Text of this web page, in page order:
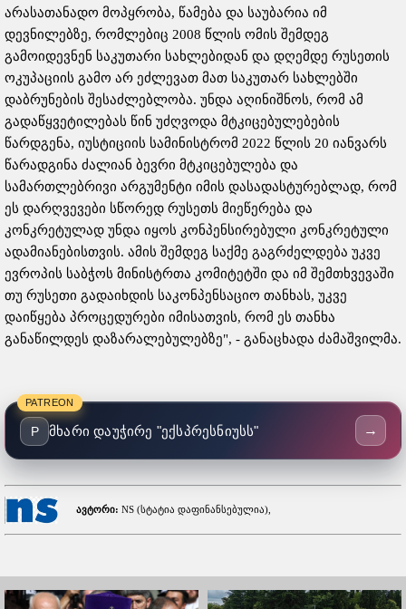
არასათანადო მოპყრობა, წამება და საუბარია იმ
დევნილებზე, რომლებიც 2008 წლის ომის შემდეგ
გამოიდევნენ საკუთარი სახლებიდან და დღემდე რუსეთის
ოკუპაციის გამო არ ეძლევათ მათ საკუთარ სახლებში
დაბრუნების შესაძლებლობა. უნდა აღინიშნოს, რომ ამ
გადაწყვეტილებას წინ უძღვოდა მტკიცებულებების
წარდგენა, იუსტიციის სამინისტრომ 2022 წლის 20 იანვარს
წარადგინა ძალიან ბევრი მტკიცებულება და
სამართლებრივი არგუმენტი იმის დასადასტურებლად, რომ
ეს დარღვევები სწორედ რუსეთს მიეწერება და
კონკრეტულად უნდა იყოს კონპენსირებული კონკრეტული
ადამიანებისთვის. ამის შემდეგ საქმე გაგრძელდება უკვე
ევროპის საბჭოს მინისტრთა კომიტეტში და იმ შემთხვევაში
თუ რუსეთი გადაიხდის საკონპენსაციო თანხას, უკვე
დაიწყება პროცედურები იმისათვის, რომ ეს თანხა
განაწილდეს დაზარალებულებზე", - განაცხადა ძამაშვილმა.
PATREON
P მხარი დაუჭირე "ექსპრესნიუსს" →
ავტორი: NS (სტატია დაფინანსებულია),